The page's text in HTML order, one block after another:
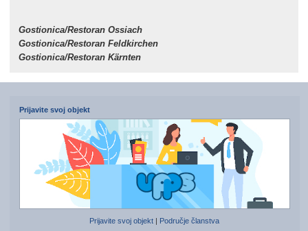
Gostionica/Restoran Ossiach
Gostionica/Restoran Feldkirchen
Gostionica/Restoran Kärnten
Prijavite svoj objekt
Prijavite svoj objekt Područje članstva